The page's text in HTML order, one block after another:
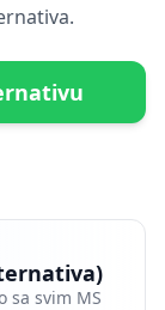
sa svim MS